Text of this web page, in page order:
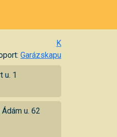
K
Garázskapu
u. 1
u. 62